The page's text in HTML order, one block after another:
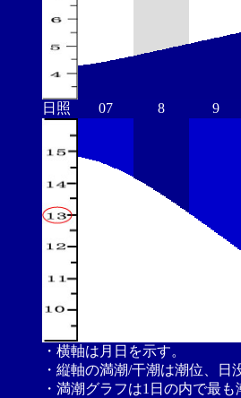
日照 07 8 9
・横軸は月日を示す。
・縦軸の満潮/干潮は潮位、
・満潮グラフは1日の内で最